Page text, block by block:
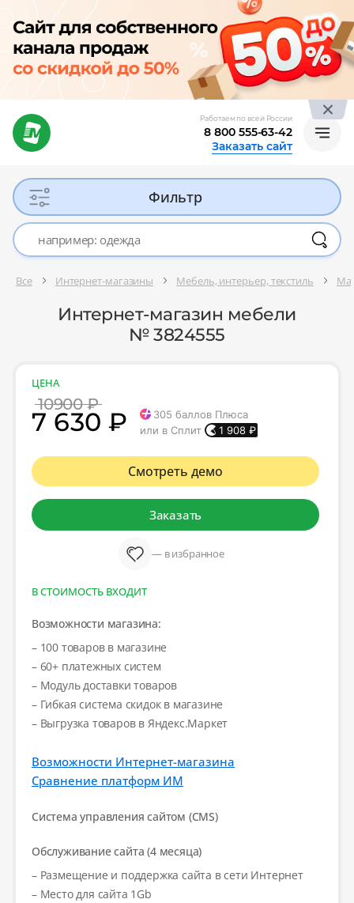
Работаем по всей России
8 800 555-63-42
Заказать сайт
Фильтр
Все Интернет-магазины Мебель, интерьер, текстиль
Интернет-магазин мебели
№ 3824555
ЦЕНА
10900 ₽
7 630 ₽ 305 баллов Плюса
или в Сплит
1 908 ₽
Смотреть демо
Заказать
— в избранное
В СТОИМОСТЬ ВХОДИТ
Возможности магазина:
– 100 товаров в магазине
– 60+ платежных систем
– Модуль доставки товаров
– Гибкая система скидок в магазине
– Выгрузка товаров в Яндекс.Маркет
Возможности Интернет-магазина
Сравнение платформ ИМ
Система управления сайтом (CMS)
Обслуживание сайта (4 месяца)
– Размещение и поддержка сайта в сети Интернет
– Место для сайта 1Gb